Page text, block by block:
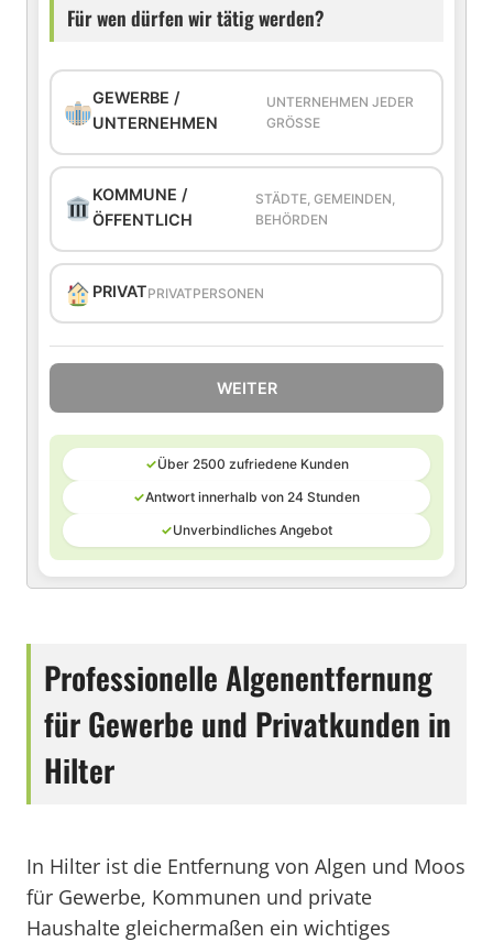
Für wen dürfen wir tätig werden?
GEWERBE /
UNTERNEHMEN
UNTERNEHMEN JEDER
GRÖSSE
KOMMUNE /
ÖFFENTLICH
STÄDTE, GEMEINDEN,
BEHÖRDEN
PRIVATPRIVATPERSONEN
WEITER
✓Über 2500 zufriedene Kunden
✓Antwort innerhalb von 24 Stunden
✓Unverbindliches Angebot
Professionelle Algenentfernung
für Gewerbe und Privatkunden in
Hilter
In Hilter ist die Entfernung von Algen und Moos
für Gewerbe, Kommunen und private
Haushalte gleichermaßen ein wichtiges